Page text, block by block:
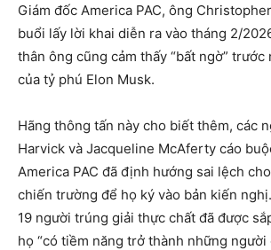
Giám đốc America PAC, ông
buổi lấy lời khai diễn ra vào tháng 2/
thân ông cũng cảm thấy “bất ngờ”
của tỷ phú Elon Musk.
Hãng thông tấn này cho biết thêm, các
Harvick và Jacqueline McAferty cáo
America PAC đã định hướng sai lệch
chiến trường để họ ký vào bản kiến
19 người trúng giải thực chất đã được
họ “có tiềm năng trở thành những